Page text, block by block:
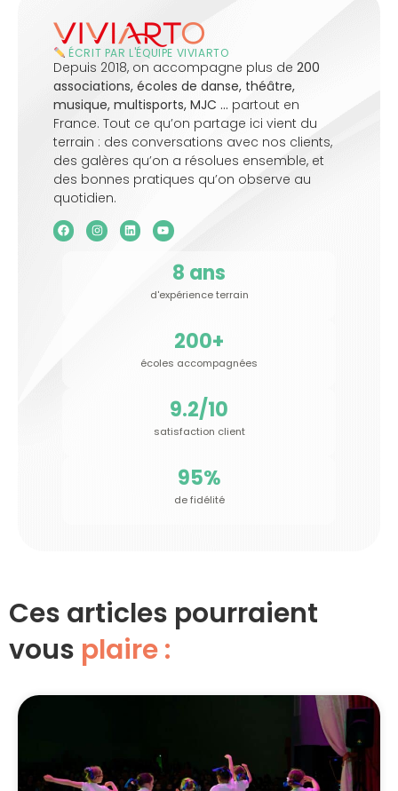
ÉCRIT PAR L'ÉQUIPE VIVIARTO
Depuis 2018, on accompagne plus de 200
associations, écoles de danse, théâtre,
musique, multisports, MJC … partout en
France. Tout ce qu’on partage ici vient du
terrain : des conversations avec nos clients,
des galères qu’on a résolues ensemble, et
des bonnes pratiques qu’on observe au
quotidien.
d'expérience terrain
8 ans
écoles accompagnées
200+
satisfaction client
9.2/10
de fidélité
95%
Ces articles pourraient
vous plaire :